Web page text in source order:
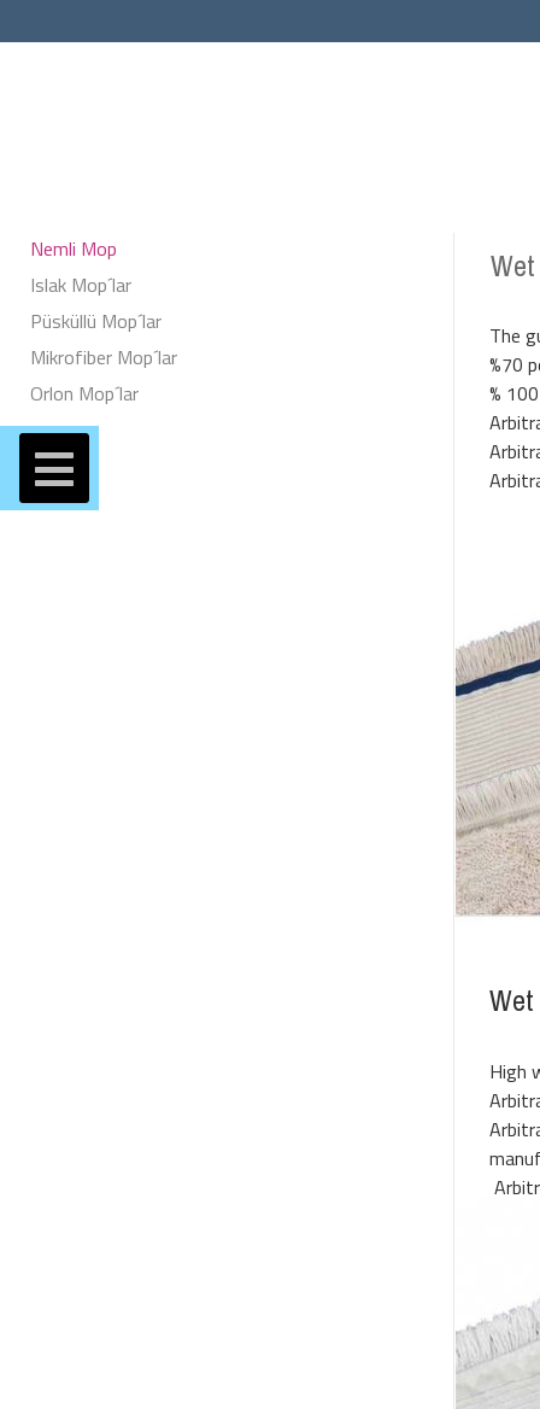
Nemli Mop
Islak Mop´lar
Püsküllü Mop´lar
Mikrofiber Mop´lar
Orlon Mop´lar
The
%70
%
High